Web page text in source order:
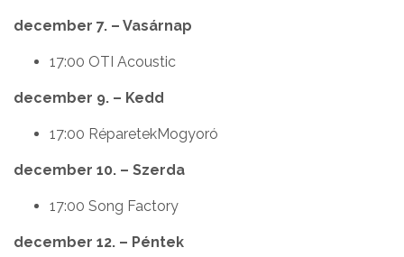
december 7. – Vasárnap
17:00 OTI Acoustic
december 9. – Kedd
17:00 RéparetekMogyoró
december 10. – Szerda
17:00 Song Factory
december 12. – Péntek